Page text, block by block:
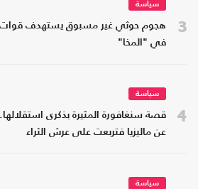
3
سياسة
هجوم حوثي غير مسبوق يستهدف
في "المخا"
4
سياسة
قصة سنغافورة المثيرة بذكرى
عن ماليزيا فتربعت على عرش الثراء
سياسة